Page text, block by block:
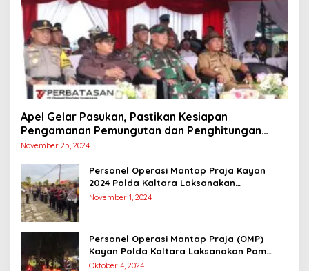
Apel Gelar Pasukan, Pastikan Kesiapan
Pengamanan Pemungutan dan Penghitungan
Suara
November 25, 2024
Personel Operasi Mantap Praja Kayan
2024 Polda Kaltara Laksanakan
Pengamanan Simulasi Pemungutan dan
November 1, 2024
Personel Operasi Mantap Praja (OMP)
Kayan Polda Kaltara Laksanakan Pam
Kampanye Paslon Gubernur dan Wakil
Oktober 4, 2024